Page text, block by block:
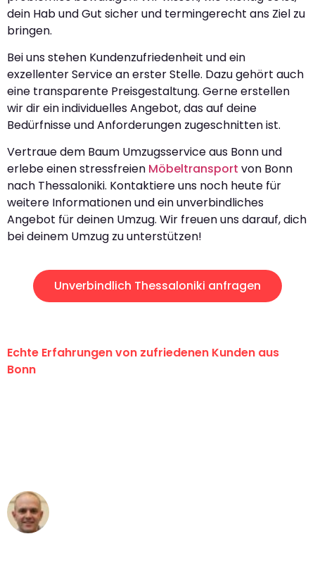
dein Hab und Gut sicher und termingerecht ans Ziel zu
bringen.
Bei uns stehen Kundenzufriedenheit und ein
exzellenter Service an erster Stelle. Dazu gehört auch
eine transparente Preisgestaltung. Gerne erstellen
wir dir ein individuelles Angebot, das auf deine
Bedürfnisse und Anforderungen zugeschnitten ist.
Vertraue dem Baum Umzugsservice aus Bonn und
erlebe einen stressfreien Möbeltransport von Bonn
nach Thessaloniki. Kontaktiere uns noch heute für
weitere Informationen und ein unverbindliches
Angebot für deinen Umzug. Wir freuen uns darauf, dich
bei deinem Umzug zu unterstützen!
Unverbindlich Thessaloniki anfragen
Echte Erfahrungen von zufriedenen Kunden aus
Bonn